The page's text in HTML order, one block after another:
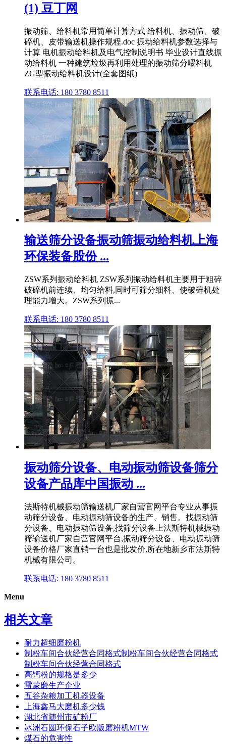
(1) 豆丁网
振动筛、给料机常用简单计算方式 给料机、振动筛、破
碎机、皮带输送机操作规程.doc 振动给料机参数选择与
计算 电机振动给料机及电气控制说明书 毕业设计直线振
动给料机 一种建筑垃圾再利用处理的振动筛分喂料机
ZG型振动给料机设计(全套图纸)
联系电话: 180 3780 8511
输送筛分设备振动筛振动给料机上海
环保装备股份 ...
ZSW系列振动给料机 ZSW系列振动给料机主要用于粗碎
破碎机前连续、均匀给料,同时可筛分细料、使破碎机处
理能力增大。ZSW系列振...
联系电话: 180 3780 8511
振动筛分设备、电动振动筛设备筛分
设备产品库中国振动 ...
法斯特机械振动筛输送机厂家自营官网平台专业从事振
动筛分设备、电动振动筛设备的生产、销售。找振动筛
分设备、电动振动筛设备,找筛分设备上法斯特机械振动
筛输送机厂家自营官网平台,振动筛分设备、电动振动筛
设备价格厂家直销一台也是批发价,所在地新乡市法斯特
机械有限公司。
联系电话: 180 3780 8511
Menu
相关文章
耐力超细磨粉机
制粉车间合伙经营合同格式制粉车间合伙经营合同格式
制粉车间合伙经营合同格式
高钙粉的规格是多少
雷蒙磨生产企业
五谷杂粮加工机器设备
上海鑫马大磨机多少钱
湖北省随州市矿粉厂
冰洲石圆环保石子欧版磨粉机MTW
煤石的危害性